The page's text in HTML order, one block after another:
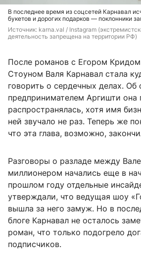
В последнее время из соцсетей Карнавал
букетов и дорогих подарков — поклонники
Источник: karna.val / Instagram
деятельность запрещена на территории РФ)
После романов с Егором
Стоуном Валя Карнавал стала
говорить о сердечных делах. Об
предпринимателем Аргишти она
распространялась, хотя имя
ней звучало не раз. Теперь же
что эта глава, возможно,
Разговоры о разладе между
миллионером начались еще в
прошлом году отдельные
утверждали, что ведущая шоу
вышла за него замуж. Но в
блоге Карнавал не осталось
роман, что только подогрело
подписчиков.